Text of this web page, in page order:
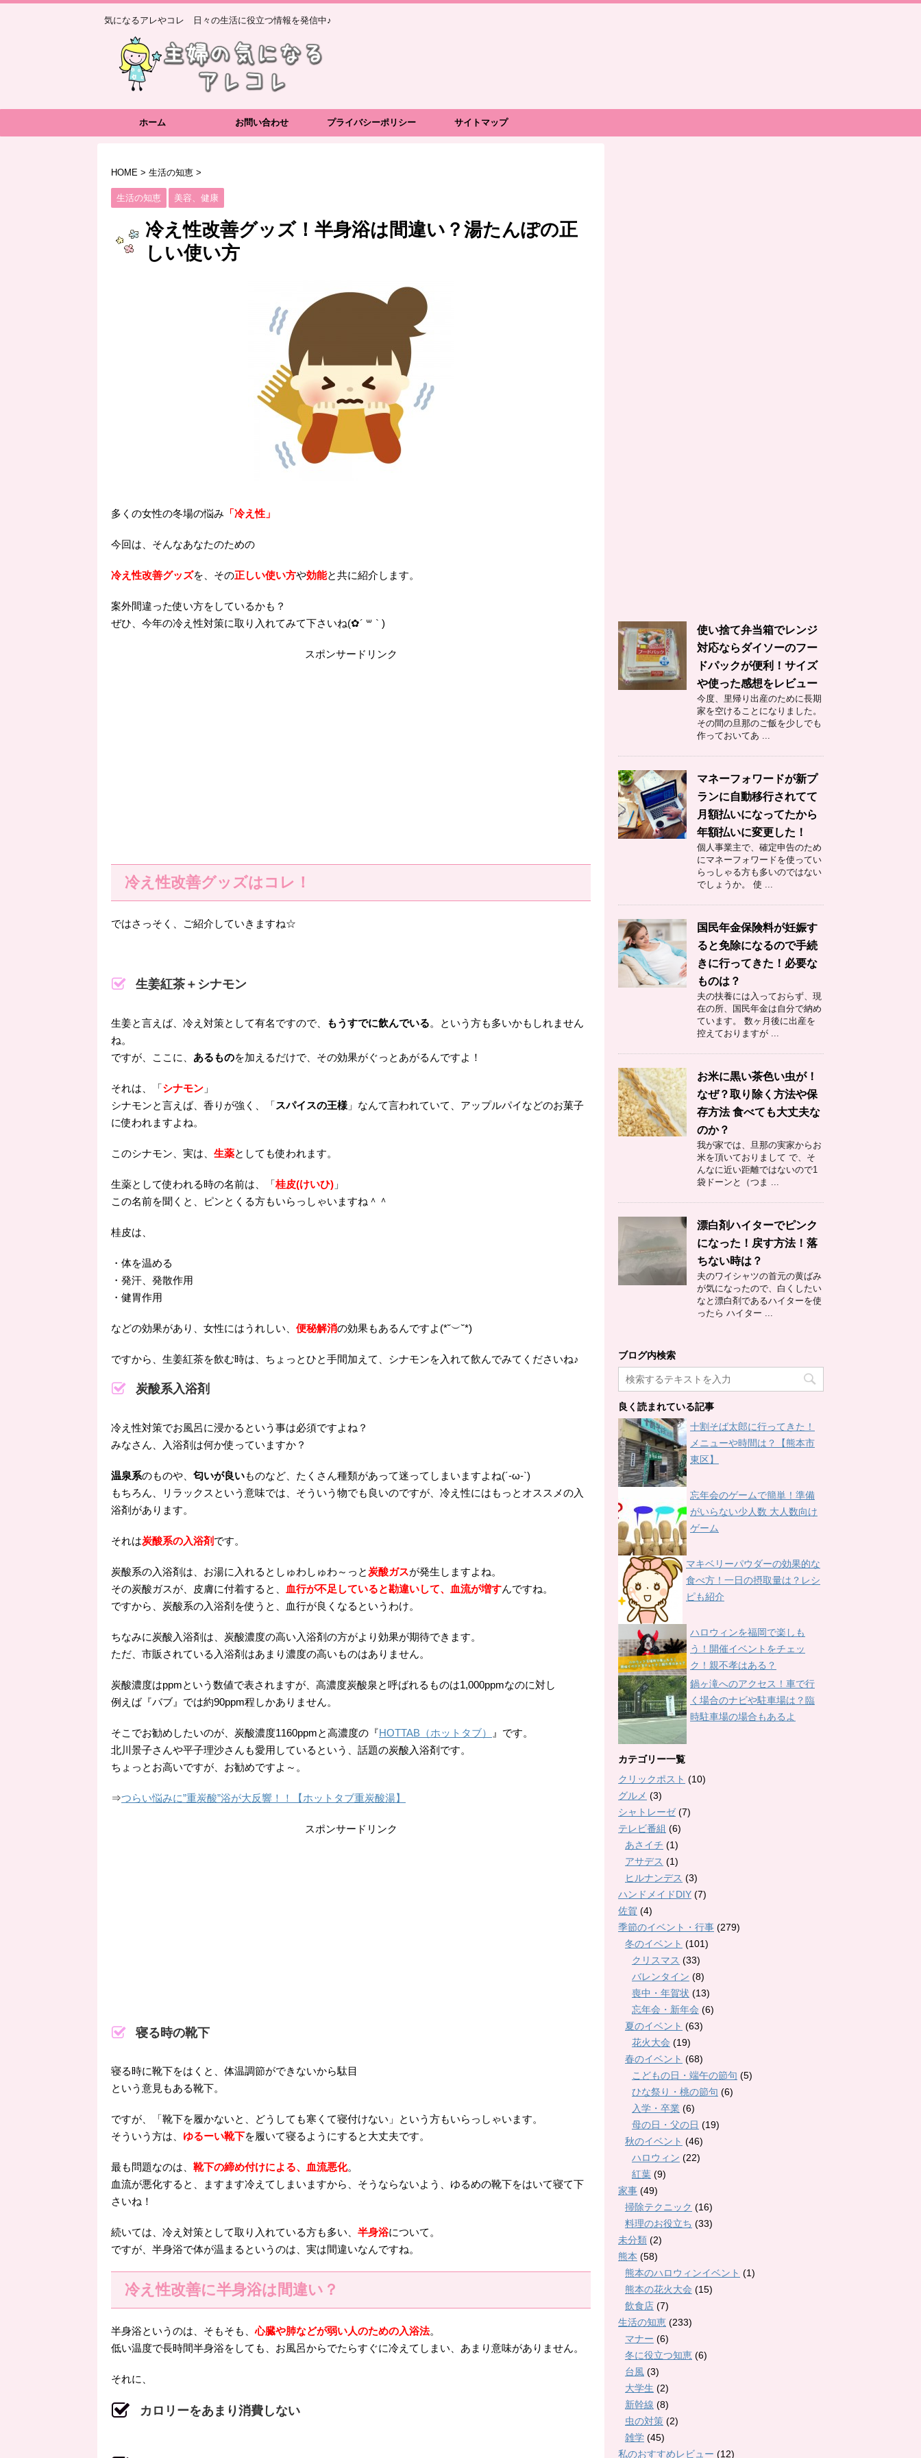
気になるアレやコレ 日々の生活に役立つ情報を発信中♪
ホーム お問い合わせ プライバシーポリシー サイトマップ
HOME > 生活の知恵 >
生活の知恵 美容、健康
冷え性改善グッズ！半身浴は間違い？湯たんぽの正
しい使い方
多くの女性の冬場の悩み 「冷え性」
今回は、そんなあなたのための
冷え性改善グッズを、その正しい使い方や効能と共に紹介します。
案外間違った使い方をしているかも？
ぜひ、今年の冷え性対策に取り入れてみて下さいね(✿´ ꒳ ` )
スポンサードリンク
冷え性改善グッズはコレ！
ではさっそく、ご紹介していきますね☆
生姜紅茶＋シナモン
生姜と言えば、冷え対策として有名ですので、 もうすでに飲んでいる。という方も多いかもしれません
ね。
ですが、ここに、 あるものを加えるだけで、その効果がぐっとあがるんですよ！
それは、「シナモン 」
シナモンと言えば、香りが強く、「スパイスの王様 」なんて言われていて、アップルパイなどのお菓子
に使われますよね。
このシナモン、実は、 生薬としても使われます。
生薬として使われる時の名前は、「桂皮(けいひ) 」
この名前を聞くと、ピンとくる方もいらっしゃいますね＾＾
桂皮は、
・体を温める
・発汗、発散作用
・健胃作用
などの効果があり、女性にはうれしい、 便秘解消の効果もあるんですよ(*˘︶˘*)
ですから、生姜紅茶を飲む時は、ちょっとひと手間加えて、シナモンを入れて飲んでみてくださいね♪
炭酸系入浴剤
冷え性対策でお風呂に浸かるという事は必須ですよね？
みなさん、入浴剤は何か使っていますか？
温泉系のものや、 匂いが良いものなど、たくさん種類があって迷ってしまいますよね(´-ω-`)
もちろん、リラックスという意味では、そういう物でも良いのですが、冷え性にはもっとオススメの入
浴剤があります。
それは炭酸系の入浴剤 です。
炭酸系の入浴剤は、お湯に入れるとしゅわしゅわ～っと炭酸ガスが発生しますよね。
その炭酸ガスが、皮膚に付着すると、
血行が不足していると勘違いして、血流が増すんですね。
ですから、炭酸系の入浴剤を使うと、血行が良くなるというわけ。
ちなみに炭酸入浴剤は、炭酸濃度の高い入浴剤の方がより効果が期待できます。
ただ、市販されている入浴剤はあまり濃度の高いものはありません。
炭酸濃度はppmという数値で表されますが、高濃度炭酸泉と呼ばれるものは1,000ppmなのに対し
例えば『バブ』では約90ppm程しかありません。
そこでお勧めしたいのが、炭酸濃度1160ppmと高濃度の『HOTTAB（ホットタブ）
』です。
北川景子さんや平子理沙さんも愛用しているという、話題の炭酸入浴剤です。
ちょっとお高いですが、お勧めですよ～。
⇒つらい悩みに”重炭酸”浴が大反響！！【ホットタブ重炭酸湯】
スポンサードリンク
寝る時の靴下
寝る時に靴下をはくと、体温調節ができないから駄目
という意見もある靴下。
ですが、「靴下を履かないと、どうしても寒くて寝付けない」という方もいらっしゃいます。
そういう方は、 ゆるーい靴下を履いて寝るようにすると大丈夫です。
最も問題なのは、 靴下の締め付けによる、血流悪化。
血流が悪化すると、ますます冷えてしまいますから、そうならないよう、ゆるめの靴下をはいて寝て下
さいね！
続いては、冷え対策として取り入れている方も多い、 半身浴について。
ですが、半身浴で体が温まるというのは、実は間違いなんですね。
冷え性改善に半身浴は間違い？
半身浴というのは、そもそも、心臓や肺などが弱い人のための入浴法。
低い温度で長時間半身浴をしても、お風呂からでたらすぐに冷えてしまい、あまり意味がありません。
それに、
カロリーをあまり消費しない
使い捨て弁当箱でレンジ
対応ならダイソーのフー
ドパックが便利！サイズ
や使った感想をレビュー
今度、里帰り出産のために長期
家を空けることになりました。
その間の旦那のご飯を少しでも
作っておいてあ ...
マネーフォワードが新プ
ランに自動移行されてて
月額払いになってたから
年額払いに変更した！
個人事業主で、確定申告のため
にマネーフォワードを使ってい
らっしゃる方も多いのではない
でしょうか。 使 ...
国民年金保険料が妊娠す
ると免除になるので手続
きに行ってきた！必要な
ものは？
夫の扶養には入っておらず、現
在の所、国民年金は自分で納め
ています。 数ヶ月後に出産を
控えておりますが ...
お米に黒い茶色い虫が！
なぜ？取り除く方法や保
存方法 食べても大丈夫な
のか？
我が家では、旦那の実家からお
米を頂いておりまして で、そ
んなに近い距離ではないので1
袋ドーンと（つま ...
漂白剤ハイターでピンク
になった！戻す方法！落
ちない時は？
夫のワイシャツの首元の黄ばみ
が気になったので、白くしたい
なと漂白剤であるハイターを使
ったら ハイター ...
ブログ内検索
良く読まれている記事
十割そば太郎に行ってきた！
メニューや時間は？【熊本市
東区】
忘年会のゲームで簡単！準備
がいらない少人数 大人数向け
ゲーム
マキベリーパウダーの効果的な
食べ方！一日の摂取量は？レシ
ピも紹介
ハロウィンを福岡で楽しも
う！開催イベントをチェッ
ク！親不孝はある？
鍋ヶ滝へのアクセス！車で行
く場合のナビや駐車場は？臨
時駐車場の場合もあるよ
カテゴリー一覧
クリックポスト (10)
グルメ (3)
シャトレーゼ(7)
テレビ番組 (6)
あさイチ (1)
アサデス (1)
ヒルナンデス (3)
ハンドメイドDIY (7)
佐賀 (4)
季節のイベント・行事 (279)
冬のイベント (101)
クリスマス (33)
バレンタイン (8)
喪中・年賀状 (13)
忘年会・新年会 (6)
夏のイベント (63)
花火大会 (19)
春のイベント (68)
こどもの日・端午の節句 (5)
ひな祭り・桃の節句 (6)
入学・卒業 (6)
母の日・父の日 (19)
秋のイベント (46)
ハロウィン (22)
紅葉 (9)
家事 (49)
掃除テクニック (16)
料理のお役立ち (33)
未分類 (2)
熊本 (58)
熊本のハロウィンイベント (1)
熊本の花火大会 (15)
飲食店 (7)
生活の知恵 (233)
マナー (6)
冬に役立つ知恵 (6)
台風 (3)
大学生 (2)
新幹線 (8)
虫の対策 (2)
雑学 (45)
私のおすすめレビュー (12)